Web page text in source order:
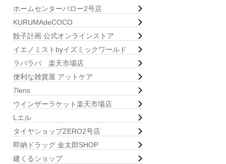
ホームセンターバロー2号店
KURUMAdeCOCO
餃子計画 公式オンラインストア
イエノミストbyイズミックワールド
ラバラバ 楽天市場店
便利な雑貨屋 アットケア
7lens
ウインザーラケット楽天市場店
Lエル
タイヤショップZERO2号店
即納ドラッグ 金太郎SHOP
建くるショップ